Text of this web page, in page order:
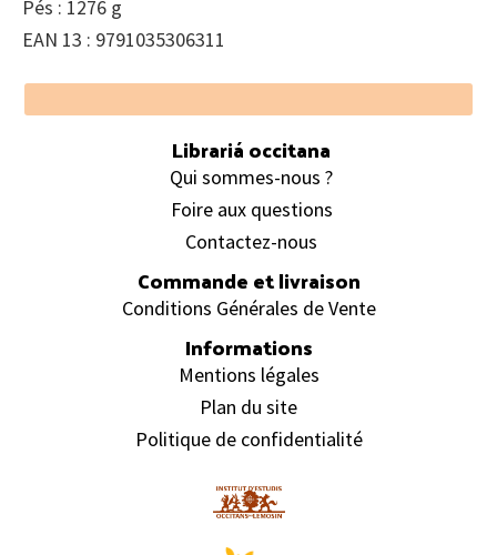
Pés : 1276 g
EAN 13 : 9791035306311
Footer
Librariá occitana
Qui sommes-nous ?
Foire aux questions
Contactez-nous
Commande et livraison
Conditions Générales de Vente
Informations
Mentions légales
Plan du site
Politique de confidentialité